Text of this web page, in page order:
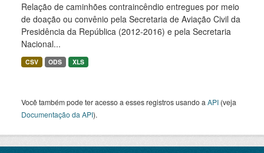
Relação de caminhões contraincêndio entregues por meio
de doação ou convênio pela Secretaria de Aviação Civil da
Presidência da República (2012-2016) e pela Secretaria
Nacional...
CSV ODS XLS
Você também pode ter acesso a esses registros usando a API (veja
Documentação da API).